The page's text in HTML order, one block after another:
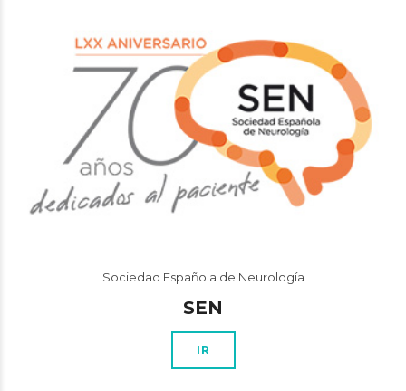
Sociedad Española de Neurología
SEN
IR